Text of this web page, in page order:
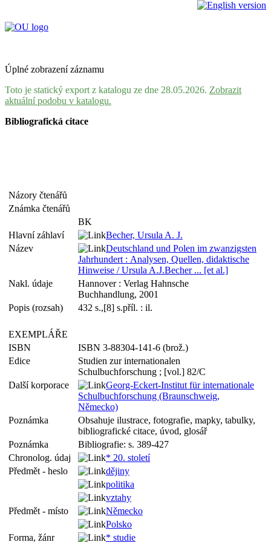
Úplné zobrazení záznamu
Toto je statický export z katalogu ze dne 28.05.2026. Zobrazit
aktuální podobu v katalogu.
Bibliografická citace
Názory čtenářů
Známka čtenářů
BK
Hlavní záhlaví
Becher, Ursula A. J.
Název
Deutschland und Polen im zwanzigsten
Jahrhundert : Analysen, Quellen, didaktische
Hinweise / Ursula A.J.Becher ... [et al.]
Nakl. údaje
Hannover : Verlag Hahnsche
Buchhandlung, 2001
Popis (rozsah)
432 s.,[8] s.příl. : il.
EXEMPLÁŘE
ISBN
ISBN 3-88304-141-6 (brož.)
Edice
Studien zur internationalen
Schulbuchforschung ; [vol.] 82/C
Další korporace
Georg-Eckert-Institut für internationale
Schulbuchforschung (Braunschweig,
Německo)
Poznámka
Obsahuje ilustrace, fotografie, mapky, tabulky,
bibliografické citace, úvod, glosář
Poznámka
Bibliografie: s. 389-427
Chronolog. údaj
* 20. století
Předmět - heslo
dějiny
politika
vztahy
Předmět - místo
Německo
Polsko
Forma, žánr
* studie